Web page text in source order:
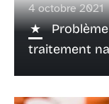
4 octobre 2021
traitement